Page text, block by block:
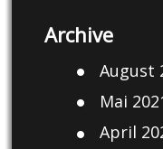
Archive
August
Mai
April